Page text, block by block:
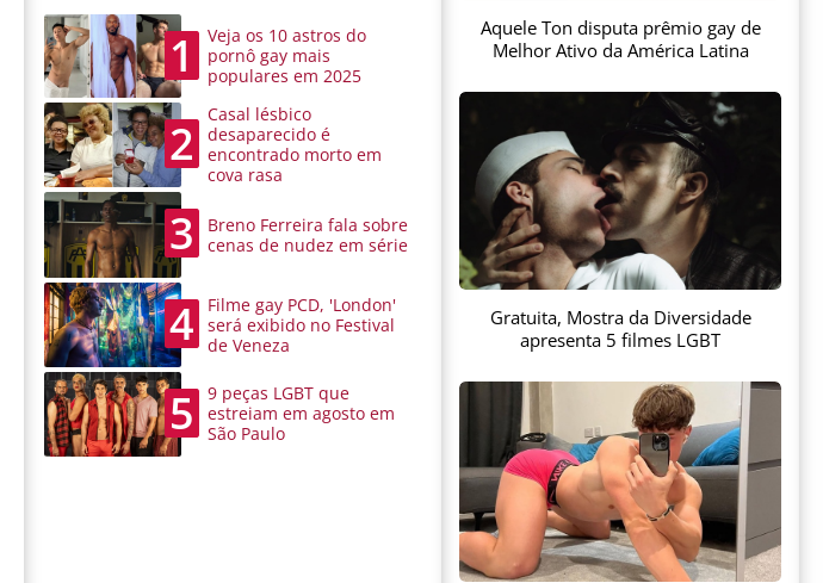
1
Veja os 10 astros do
pornô gay mais
populares em 2025
2
Casal lésbico
desaparecido é
encontrado morto em
cova rasa
3
Breno Ferreira fala sobre
cenas de nudez em série
4
Filme gay PCD, 'London'
será exibido no Festival
de Veneza
5
9 peças LGBT que
estreiam em agosto em
São Paulo
Aquele Ton disputa prêmio gay de
Melhor Ativo da América Latina
Gratuita, Mostra da Diversidade
apresenta 5 filmes LGBT